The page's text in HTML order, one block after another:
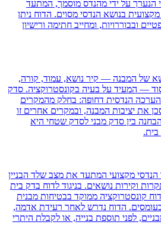
הנערך על ידי מהנדס מוסמך, המתעד
בנושא הנדסי מסוים. הדוח ניתן
ובבוררויות, ומחייב חתימה ורישיון
של המבנה — קיר נושא, עמוד, קורה,
— המעיד על בעיה בקונסטרוקציה. סדק
הערכה הנדסית דחופה: בחלק מהמקרים
את יציבות המבנה, ובמקרים אחרים זו
בין סדק מבני לסדק שטחי היא
מקצועי המתעד את מצב שלד הבניין
וקירות נושאים. בניגוד לדוח בדק בית
קונסטרוקציה ממוקד בבטיחות מבנית
בעומסים. הדוח נדרש לאחר רעידת אדמה,
לפני תוספת בנייה, או לקבלת היתרי